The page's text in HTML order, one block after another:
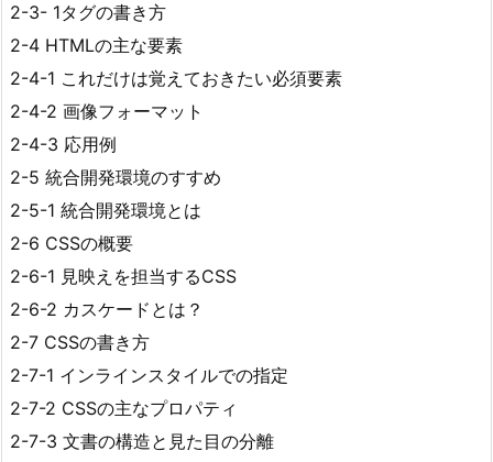
2-3- 1タグの書き方
2-4 HTMLの主な要素
2-4-1 これだけは覚えておきたい必須要素
2-4-2 画像フォーマット
2-4-3 応用例
2-5 統合開発環境のすすめ
2-5-1 統合開発環境とは
2-6 CSSの概要
2-6-1 見映えを担当するCSS
2-6-2 カスケードとは？
2-7 CSSの書き方
2-7-1 インラインスタイルでの指定
2-7-2 CSSの主なプロパティ
2-7-3 文書の構造と見た目の分離